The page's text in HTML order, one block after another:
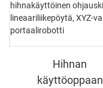
Hihnan
käyttöoppaan